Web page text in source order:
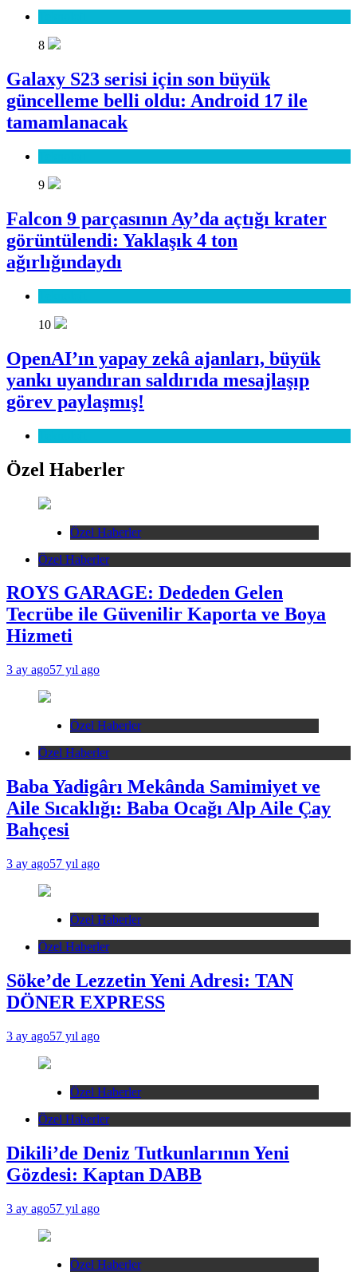
8
Galaxy S23 serisi için son büyük
güncelleme belli oldu: Android 17 ile
tamamlanacak
9
Falcon 9 parçasının Ay’da açtığı krater
görüntülendi: Yaklaşık 4 ton
ağırlığındaydı
10
OpenAI’ın yapay zekâ ajanları, büyük
yankı uyandıran saldırıda mesajlaşıp
görev paylaşmış!
Özel Haberler
Özel Haberler
Özel Haberler
ROYS GARAGE: Dededen Gelen
Tecrübe ile Güvenilir Kaporta ve Boya
Hizmeti
3 ay ago57 yıl ago
Özel Haberler
Özel Haberler
Baba Yadigârı Mekânda Samimiyet ve
Aile Sıcaklığı: Baba Ocağı Alp Aile Çay
Bahçesi
3 ay ago57 yıl ago
Özel Haberler
Özel Haberler
Söke’de Lezzetin Yeni Adresi: TAN
DÖNER EXPRESS
3 ay ago57 yıl ago
Özel Haberler
Özel Haberler
Dikili’de Deniz Tutkunlarının Yeni
Gözdesi: Kaptan DABB
3 ay ago57 yıl ago
Özel Haberler